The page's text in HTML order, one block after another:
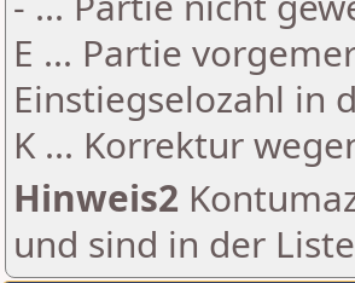
E ... Partie
Einstiegselozahl in
K ... Korrektur
Hinweis2
und sind in der